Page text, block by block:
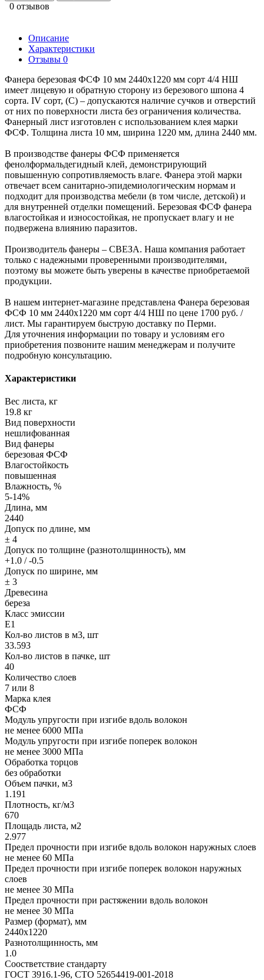
0 отзывов
Описание
Характеристики
Отзывы 0
Фанера березовая ФСФ 10 мм 2440x1220 мм сорт 4/4 НШ
имеет лицевую и обратную сторону из березового шпона 4
сорта. IV сорт, (C) – допускаются наличие сучков и отверстий
от них по поверхности листа без ограничения количества.
Фанерный лист изготовлен с использованием клея марки
ФСФ. Толщина листа 10 мм, ширина 1220 мм, длина 2440 мм.
В производстве фанеры ФСФ применяется
фенолформальдегидный клей, демонстрирующий
повышенную сопротивляемость влаге. Фанера этой марки
отвечает всем санитарно-эпидемиологическим нормам и
подходит для производства мебели (в том числе, детской) и
для внутренней отделки помещений. Березовая ФСФ фанера
влагостойкая и износостойкая, не пропускает влагу и не
подвержена влиянию паразитов.
Производитель фанеры – СВЕЗА. Наша компания работает
только с надежными проверенными производителями,
поэтому вы можете быть уверены в качестве приобретаемой
продукции.
В нашем интернет-магазине представлена Фанера березовая
ФСФ 10 мм 2440x1220 мм сорт 4/4 НШ по цене 1700 руб. /
лист. Мы гарантируем быструю доставку по Перми.
Для уточнения информации по товару и условиям его
приобретения позвоните нашим менеджерам и получите
подробную консультацию.
Характеристики
Вес листа, кг
19.8 кг
Вид поверхности
нешлифованная
Вид фанеры
березовая ФСФ
Влагостойкость
повышенная
Влажность, %
5-14%
Длина, мм
2440
Допуск по длине, мм
± 4
Допуск по толщине (разнотолщинность), мм
+1.0 / -0.5
Допуск по ширине, мм
± 3
Древесина
береза
Класс эмиссии
Е1
Кол-во листов в м3, шт
33.593
Кол-во листов в пачке, шт
40
Количество слоев
7 или 8
Марка клея
ФСФ
Модуль упругости при изгибе вдоль волокон
не менее 6000 МПа
Модуль упругости при изгибе поперек волокон
не менее 3000 МПа
Обработка торцов
без обработки
Объем пачки, м3
1.191
Плотность, кг/м3
670
Площадь листа, м2
2.977
Предел прочности при изгибе вдоль волокон наружных слоев
не менее 60 МПа
Предел прочности при изгибе поперек волокон наружных
слоев
не менее 30 МПа
Предел прочности при растяжении вдоль волокон
не менее 30 МПа
Размер (формат), мм
2440x1220
Разнотолщинность, мм
1.0
Соостветствие стандарту
ГОСТ 3916.1-96, СТО 52654419-001-2018